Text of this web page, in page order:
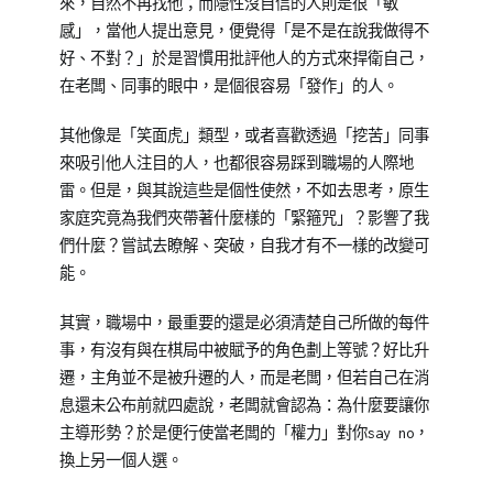
來，自然不再找他；而隱性沒自信的人則是很「敏
感」，當他人提出意見，便覺得「是不是在說我做得不
好、不對？」於是習慣用批評他人的方式來捍衛自己，
在老闆、同事的眼中，是個很容易「發作」的人。
其他像是「笑面虎」類型，或者喜歡透過「挖苦」同事
來吸引他人注目的人，也都很容易踩到職場的人際地
雷。但是，與其說這些是個性使然，不如去思考，原生
家庭究竟為我們夾帶著什麼樣的「緊箍咒」？影響了我
們什麼？嘗試去瞭解、突破，自我才有不一樣的改變可
能。
其實，職場中，最重要的還是必須清楚自己所做的每件
事，有沒有與在棋局中被賦予的角色劃上等號？好比升
遷，主角並不是被升遷的人，而是老闆，但若自己在消
息還未公布前就四處說，老闆就會認為：為什麼要讓你
主導形勢？於是便行使當老闆的「權力」對你say no，
換上另一個人選。